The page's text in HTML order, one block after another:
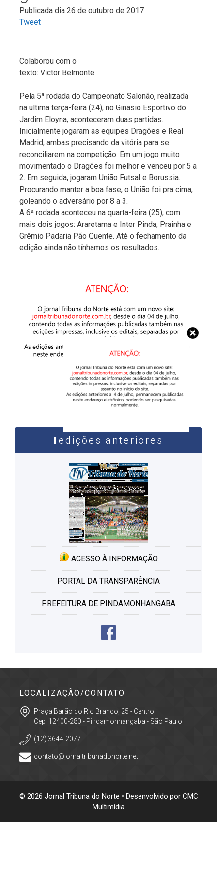
Publicada dia 26 de outubro de 2017
Tweet
Colaborou com o
texto: Víctor Belmonte
Pela 5ª rodada do Campeonato Salonão, realizada
na última terça-feira (24), no Ginásio Esportivo do
Jardim Eloyna, aconteceram duas partidas.
Inicialmente jogaram as equipes Dragões e Real
Madrid, ambas precisando da vitória para se
reconciliarem na competição. Em um jogo muito
movimentado o Dragões foi melhor e venceu por 5 a
2. Em seguida, jogaram União Futsal e Borussia.
Procurando manter a boa fase, o União foi pra cima,
goleando o adversário por 8 a 3.
A 6ª rodada aconteceu na quarta-feira (25), com
mais dois jogos: Araretama e Inter Pinda; Prainha e
Grêmio Padaria Pão Quente. Até o fechamento da
edição ainda não tínhamos os resultados.
edições anteriores
ACESSO À INFORMAÇÃO
PORTAL DA TRANSPARÊNCIA
PREFEITURA DE PINDAMONHANGABA
LOCALIZAÇÃO/CONTATO
Praça Barão do Rio Branco, 25 - Centro
Cep: 12400-280 - Pindamonhangaba - São Paulo
(12) 3644-2077
contato@jornaltribunadonorte.net
© 2026 Jornal Tribuna do Norte • Desenvolvido por CMC
Multimídia